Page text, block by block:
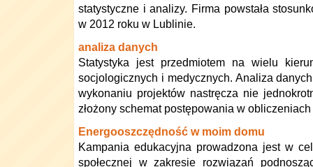
statystyczne i analizy. Firma powstała
w 2012 roku w Lublinie.
analiza danych
Statystyka jest przedmiotem na wielu
socjologicznych i medycznych. Analiza
wykonaniu projektów nastręcza nie
złożony schemat postępowania w
Energooszczędność w moim domu
Kampania edukacyjna prowadzona jest w
społecznej w zakresie rozwiązań